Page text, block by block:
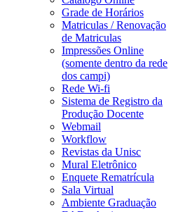
Grade de Horários
Matriculas / Renovação
de Matriculas
Impressões Online
(somente dentro da rede
dos campi)
Rede Wi-fi
Sistema de Registro da
Produção Docente
Webmail
Workflow
Revistas da Unisc
Mural Eletrônico
Enquete Rematrícula
Sala Virtual
Ambiente Graduação